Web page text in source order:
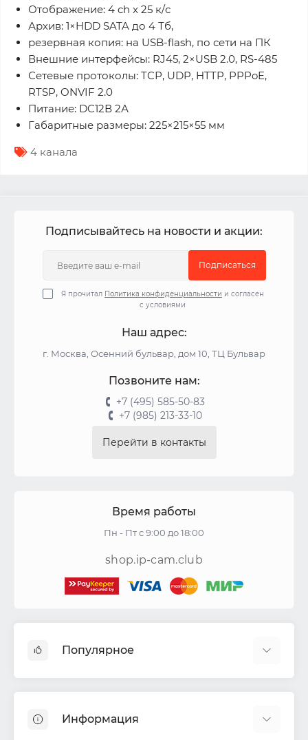
Отображение: 4 ch x 25 к/с
Архив: 1×HDD SATA до 4 Тб,
резервная копия: на USB-flash, по сети на ПК
Внешние интерфейсы: RJ45, 2×USB 2.0, RS-485
Сетевые протоколы: TCР, UDP, HTTP, PPPoE,
RTSP, ONVIF 2.0
Питание: DC12В 2А
Габаритные размеры: 225×215×55 мм
4 канала
Подписывайтесь на новости и акции:
Подписаться
Я прочитал Политика конфиденциальности и согласен
с условиями
Наш адрес:
г. Москва, Осенний бульвар, дом 10, ТЦ Бульвар
Позвоните нам:
+7 (495) 585-50-83
+7 (985) 213-33-10
Перейти в контакты
Время работы
Пн - Пт с 9:00 до 18:00
shop.ip-cam.club
Популярное
Акустические системы
Информация